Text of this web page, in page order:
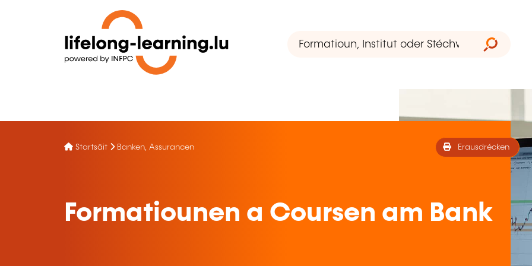
Startsäit Banken, Assurancen Erausdrécken
Formatiounen a Coursen am Bank